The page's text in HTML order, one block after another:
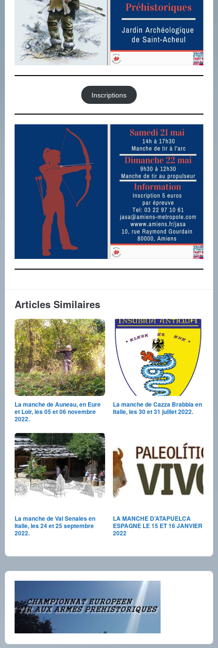
Inscriptions
Articles Similaires
La manche de Auneau, en Eure
et Loir, les 05 et 06 novembre
2022.
La manche de Cazza Brabbia en
Italie, les 30 et 31 juillet 2022.
La manche de Val Senales en
Italie, les 24 et 25 septembre
2022.
LA MANCHE D’ATAPUELCA
ESPAGNE LE 15 ET 16 JANVIER
2022